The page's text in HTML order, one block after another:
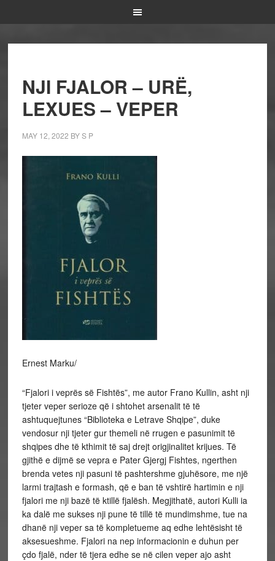
NJI FJALOR – URË,
LEXUES – VEPER
MAY 12, 2022 BYS P
Ernest Marku/
“Fjalori i veprës së Fishtës”, me autor Frano Kullin, asht nji
tjeter veper serioze që i shtohet arsenalit të të
ashtuquejtunes “Biblioteka e Letrave Shqipe”, duke
vendosur nji tjeter gur themeli në rrugen e pasunimit të
shqipes dhe të kthimit të saj drejt origjinalitet krijues. Të
gjithë e dijmë se vepra e Pater Gjergj Fishtes, ngerthen
brenda vetes nji pasuni të pashtershme gjuhësore, me një
larmi trajtash e formash, që e ban të vshtirë hartimin e nji
fjalori me nji bazë të ktillë fjalësh. Megjithatë, autori Kulli ia
ka dalë me sukses nji pune të tillë të mundimshme, tue na
dhanë nji veper sa të kompletueme aq edhe lehtësisht të
aksesueshme. Fjalori na nep informacionin e duhun per
çdo fjalë, nder të tjera edhe se në cilen veper ajo asht